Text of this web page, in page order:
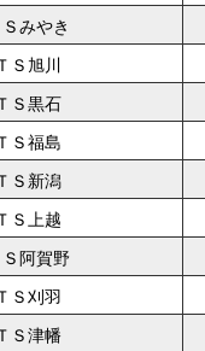
Ｓみやき
Ｓ旭川
Ｓ黒石
Ｓ福島
Ｓ新潟
Ｓ上越
Ｓ阿賀野
Ｓ刈羽
Ｓ津幡